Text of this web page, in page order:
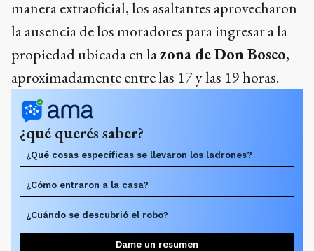
manera extraoficial, los asaltantes aprovecharon
la ausencia de los moradores para ingresar a la
propiedad ubicada en lazona de Don Bosco,
aproximadamente entre las 17 y las 19 horas.
¿qué querés saber?
¿Qué cosas específicas se llevaron los ladrones?
¿Cómo entraron a la casa?
¿Cuándo se descubrió el robo?
Dame un resumen